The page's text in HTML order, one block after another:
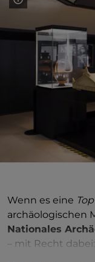
Wenn es eine
archäologischen
Nationales
– mit Recht